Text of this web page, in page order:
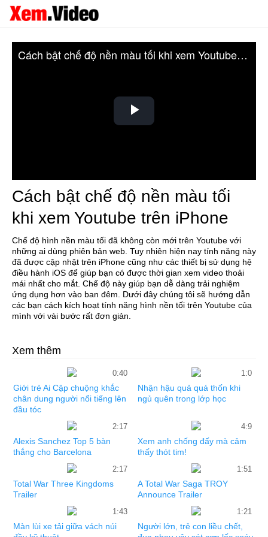
Play
Cách bật chế độ nền màu tối khi xem Youtube trên iPhone
Cách bật chế độ nền màu tối
khi xem Youtube trên iPhone
Chế độ hình nền màu tối đã không còn mới trên Youtube với
những ai dùng phiên bản web. Tuy nhiên hiện nay tính năng này
đã được cập nhật trên iPhone cũng như các thiết bị sử dụng hệ
điều hành iOS để giúp bạn có được thời gian xem video thoải
mái nhất cho mắt . Chế độ này giúp bạn dễ dàng trải nghiệm
ứng dụng hơn vào ban đêm. Dưới đây chúng tôi sẽ hướng dẫn
các bạn cách kích hoạt tính năng hình nền tối trên Youtube của
mình với vài bước rất đơn giản.
Xem thêm
0:40
Giới trẻ Ai Cập chuộng khắc
chân dung người nổi tiếng lên
đầu tóc
1:0
Nhận hậu quả quá thốn khi
ngủ quên trong lớp học
2:17
Alexis Sanchez Top 5 bàn
thắng cho Barcelona
4:9
Xem anh chống đấy mà cảm
thấy thót tim!
2:17
Total War Three Kingdoms
Trailer
1:51
A Total War Saga TROY
Announce Trailer
1:43
Màn lùi xe tải giữa vách núi
1:21
Người lớn, trẻ con liều chết,